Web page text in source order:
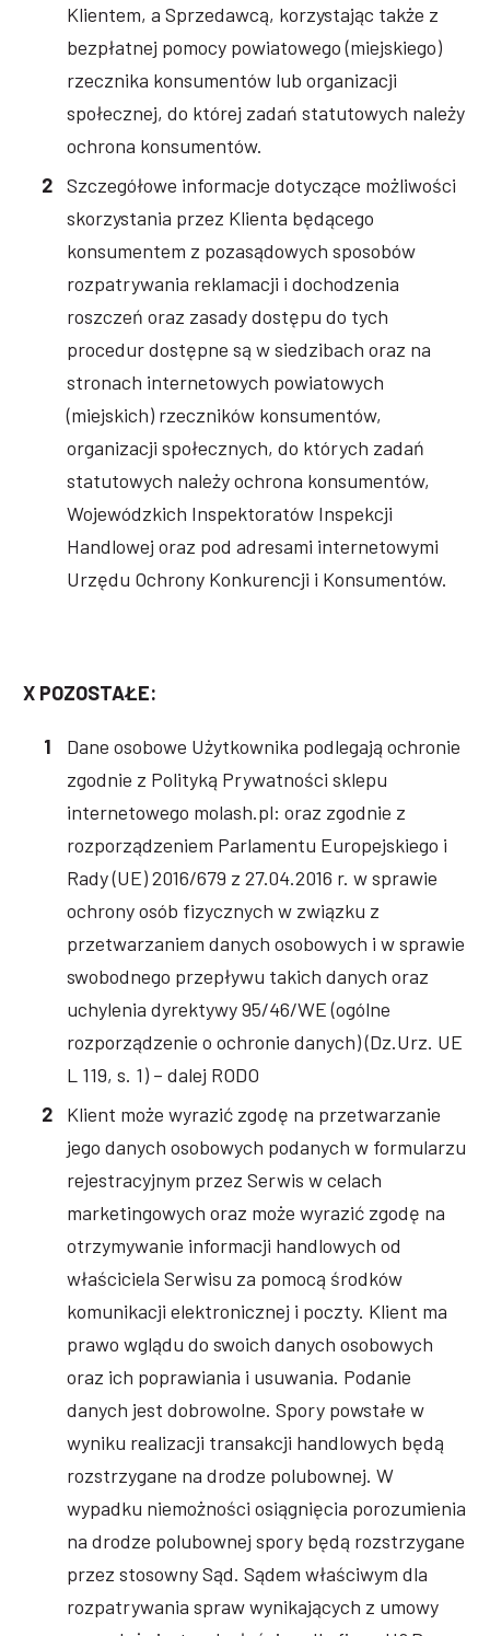
Klientem, a Sprzedawcą, korzystając także z
bezpłatnej pomocy powiatowego (miejskiego)
rzecznika konsumentów lub organizacji
społecznej, do której zadań statutowych należy
ochrona konsumentów.
Szczegółowe informacje dotyczące możliwości
skorzystania przez Klienta będącego
konsumentem z pozasądowych sposobów
rozpatrywania reklamacji i dochodzenia
roszczeń oraz zasady dostępu do tych
procedur dostępne są w siedzibach oraz na
stronach internetowych powiatowych
(miejskich) rzeczników konsumentów,
organizacji społecznych, do których zadań
statutowych należy ochrona konsumentów,
Wojewódzkich Inspektoratów Inspekcji
Handlowej oraz pod adresami internetowymi
Urzędu Ochrony Konkurencji i Konsumentów.
X POZOSTAŁE:
Dane osobowe Użytkownika podlegają ochronie
zgodnie z Polityką Prywatności sklepu
internetowego molash.pl: oraz zgodnie z
rozporządzeniem Parlamentu Europejskiego i
Rady (UE) 2016/679 z 27.04.2016 r. w sprawie
ochrony osób fizycznych w związku z
przetwarzaniem danych osobowych i w sprawie
swobodnego przepływu takich danych oraz
uchylenia dyrektywy 95/46/WE (ogólne
rozporządzenie o ochronie danych) (Dz.Urz. UE
L 119, s. 1) – dalej RODO
Klient może wyrazić zgodę na przetwarzanie
jego danych osobowych podanych w formularzu
rejestracyjnym przez Serwis w celach
marketingowych oraz może wyrazić zgodę na
otrzymywanie informacji handlowych od
właściciela Serwisu za pomocą środków
komunikacji elektronicznej i poczty. Klient ma
prawo wglądu do swoich danych osobowych
oraz ich poprawiania i usuwania. Podanie
danych jest dobrowolne. Spory powstałe w
wyniku realizacji transakcji handlowych będą
rozstrzygane na drodze polubownej. W
wypadku niemożności osiągnięcia porozumienia
na drodze polubownej spory będą rozstrzygane
przez stosowny Sąd. Sądem właściwym dla
rozpatrywania spraw wynikających z umowy